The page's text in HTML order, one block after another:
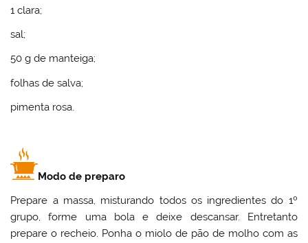
1 clara;
sal;
50 g de manteiga;
folhas de salva;
pimenta rosa.
Modo de preparo
Prepare a massa, misturando todos os ingredientes do 1º
grupo, forme uma bola e deixe descansar. Entretanto
prepare o recheio. Ponha o miolo de pão de molho com as